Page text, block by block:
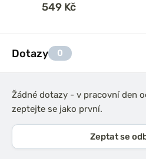
549 Kč
Dotazy 0
Žádné dotazy - v pracovní den
zeptejte se jako první.
Zeptat se